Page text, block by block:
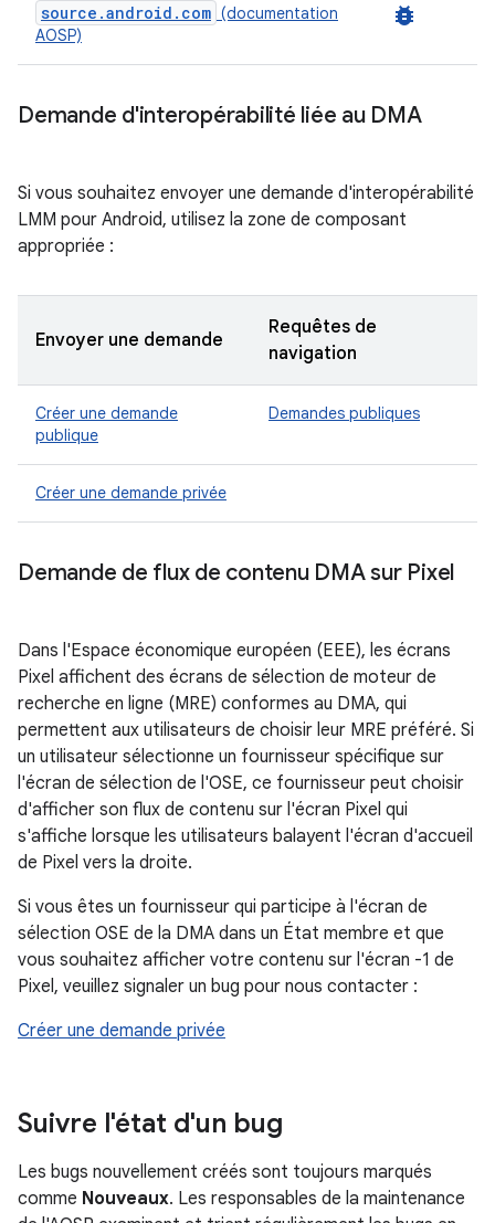
source.android.com (documentation
AOSP)
bug_report
Demande d'interopérabilité liée au DMA
Si vous souhaitez envoyer une demande d'interopérabilité
LMM pour Android, utilisez la zone de composant
appropriée :
Envoyer une demande
Requêtes de
navigation
Créer une demande
publique
Demandes publiques
Créer une demande privée
Demande de flux de contenu DMA sur Pixel
Dans l'Espace économique européen (EEE), les écrans
Pixel affichent des écrans de sélection de moteur de
recherche en ligne (MRE) conformes au DMA, qui
permettent aux utilisateurs de choisir leur MRE préféré. Si
un utilisateur sélectionne un fournisseur spécifique sur
l'écran de sélection de l'OSE, ce fournisseur peut choisir
d'afficher son flux de contenu sur l'écran Pixel qui
s'affiche lorsque les utilisateurs balayent l'écran d'accueil
de Pixel vers la droite.
Si vous êtes un fournisseur qui participe à l'écran de
sélection OSE de la DMA dans un État membre et que
vous souhaitez afficher votre contenu sur l'écran -1 de
Pixel, veuillez signaler un bug pour nous contacter :
Créer une demande privée
Suivre l'état d'un bug
Les bugs nouvellement créés sont toujours marqués
comme Nouveaux. Les responsables de la maintenance